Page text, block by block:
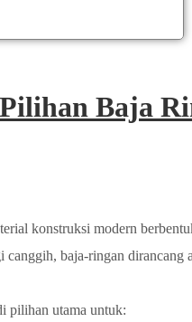
Pilihan Baja
konstruksi modern
canggih, baja-ringan
pilihan utama untuk: